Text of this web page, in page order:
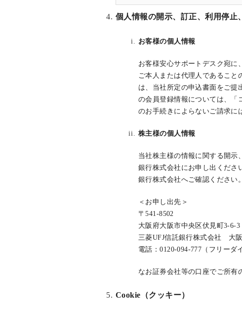
個人情報の開示、訂正、利用停止
お客様の個人情報
お客様安心サポートデスク宛に
ご本人または代理人であること
は、当社所定の申込書面をご提
の会員登録情報については、「
のお手続きによらないご請求に
株主様の個人情報
当社株主様の情報に関する開示
銀行株式会社にお申し出くださ
銀行株式会社へご確認ください。
＜お申し出先＞
〒541-8502
大阪府大阪市中央区伏見町3-6-3
三菱UFJ信託銀行株式会社 大
電話：0120-094-777（フリーダ
なお証券会社等の口座でご所有
Cookie（クッキー）